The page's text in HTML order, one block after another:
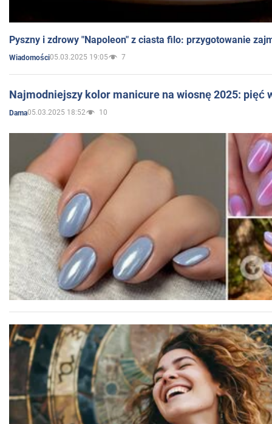
Pyszny i zdrowy "Napoleon" z ciasta filo: przygotowanie
Wiadomości05.03.2025 19:05 7
Najmodniejszy kolor manicure na wiosnę 2025: pięć
Dama05.03.2025 18:52 10